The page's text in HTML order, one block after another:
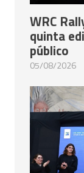
WRC
quinta
público
05/08/2026